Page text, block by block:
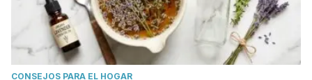
CONSEJOS PARA EL HOGAR